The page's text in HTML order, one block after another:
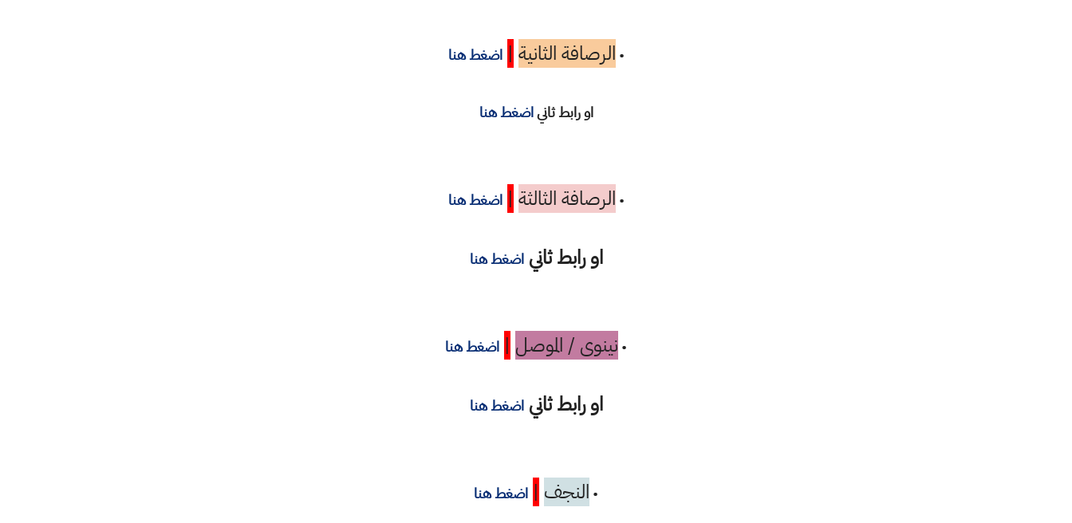
• الرصافة الثانية | اضغط هنا
او رابط ثانياضغط هنا
• الرصافة الثالثة | اضغط هنا
او رابط ثاني اضغط هنا
• نينوى / الموصل | اضغط هنا
او رابط ثاني اضغط هنا
• النجف | اضغط هنا